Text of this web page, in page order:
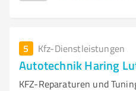
5 Kfz-Dienstleistungen
Autotechnik Haring
KFZ-Reparaturen und